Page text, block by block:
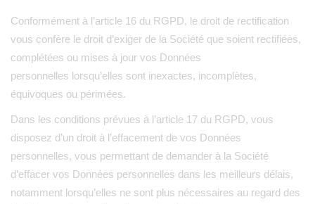
Conformément à l’article 16 du RGPD, le droit de rectification
vous confère le droit d’exiger de la Société que soient rectifiées,
complétées ou mises à jour vos Données
personnelles lorsqu’elles sont inexactes, incomplètes,
équivoques ou périmées.
Dans les conditions prévues à l’article 17 du RGPD, vous
disposez d’un droit à l’effacement de vos Données
personnelles, vous permettant de demander à la Société
d’effacer vos Données personnelles dans les meilleurs délais,
notamment lorsqu’elles ne sont plus nécessaires au regard des